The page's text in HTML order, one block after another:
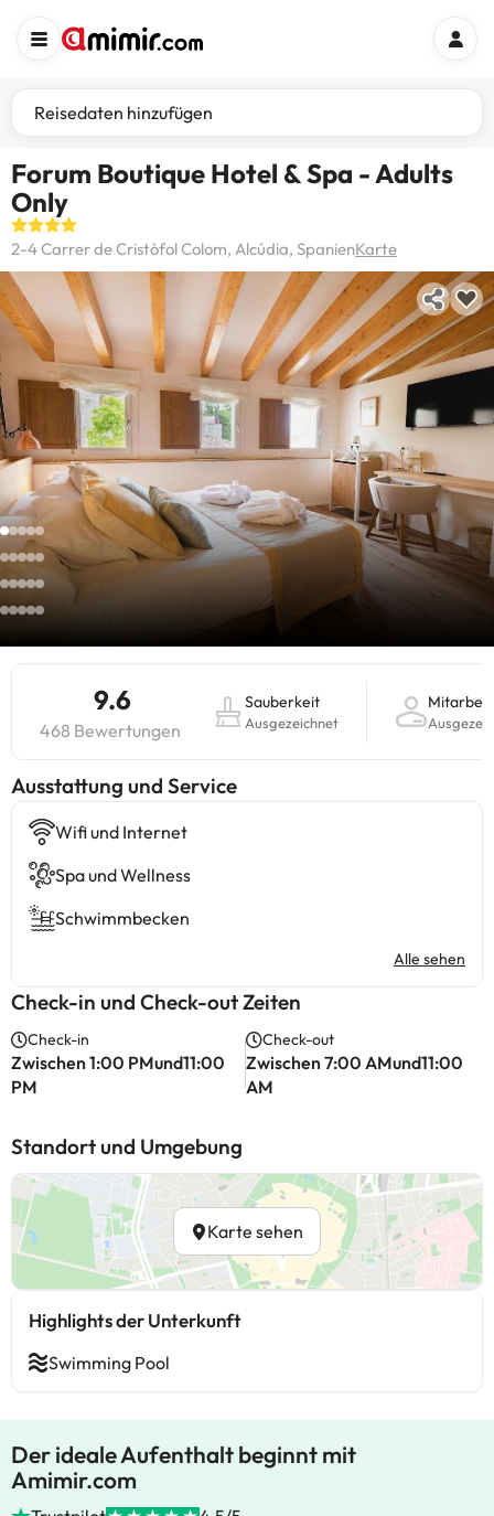
Reisedaten hinzufügen
Forum Boutique Hotel & Spa - Adults
Only
2-4 Carrer de Cristòfol Colom, Alcúdia, SpanienKarte
9.6
468 Bewertungen
Sauberkeit
Ausgezeichnet
​Ausstattung und Service
Wifi und Internet
Spa und Wellness
Schwimmbecken
Alle sehen
Check-in und Check-out Zeiten
Check-in
Zwischen 1:00 PMund11:00
PM
Check-out
Zwischen 7:00 AMund11:00
AM
Standort und Umgebung
Karte sehen
Highlights der Unterkunft
Swimming Pool
Der ideale Aufenthalt beginnt mit
Amimir.com